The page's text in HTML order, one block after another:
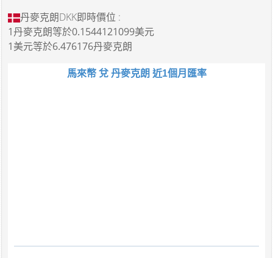
丹麥克朗DKK即時價位 :
1丹麥克朗等於0.1544121099美元
1美元等於6.476176丹麥克朗
馬來幣 兌 丹麥克朗 近1個月匯率